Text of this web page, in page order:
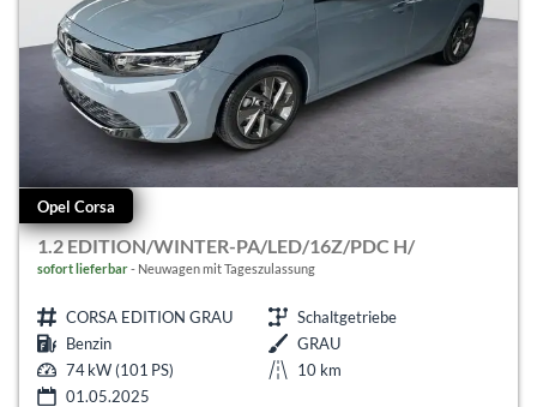
Opel Corsa
1.2 EDITION/WINTER-PA/LED/16Z/PDC H/
sofort lieferbar Neuwagen mit Tageszulassung
CORSA EDITION GRAU
Schaltgetriebe
Benzin
GRAU
74 kW (101 PS)
10 km
01.05.2025